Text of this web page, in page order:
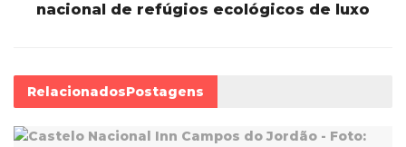
nacional de refúgios ecológicos de luxo
RelacionadosPostagens